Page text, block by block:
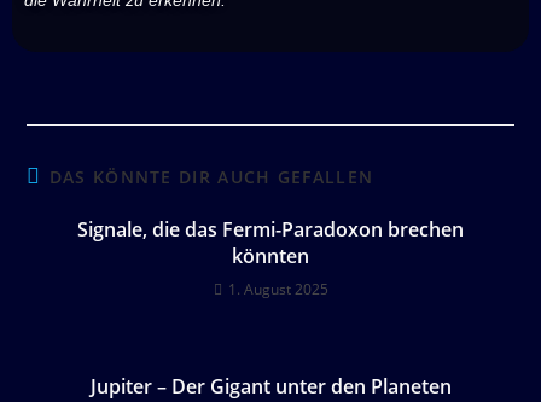
DAS KÖNNTE DIR AUCH GEFALLEN
Signale, die das Fermi-Paradoxon brechen
könnten
1. August 2025
Jupiter – Der Gigant unter den Planeten